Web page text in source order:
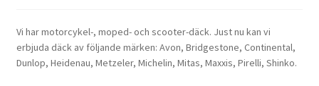
Vi har motorcykel-, moped- och scooter-däck. Just nu kan vi
erbjuda däck av följande märken: Avon, Bridgestone, Continental,
Dunlop, Heidenau, Metzeler, Michelin, Mitas, Maxxis, Pirelli, Shinko.